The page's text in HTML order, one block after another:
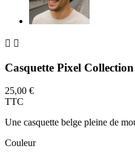
 
Casquette Pixel
25,00 €
TTC
Une casquette belge pleine de
Couleur